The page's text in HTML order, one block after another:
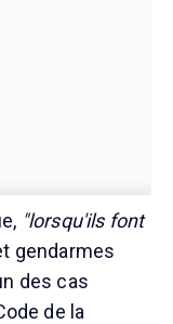
"lorsqu'ils font
gendarmes
des cas
de la